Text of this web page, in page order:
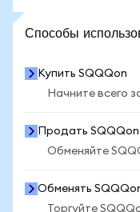
Способы
Купить SQQQon
Начните всего
Продать SQQQon
Обменяйте
Обменять
Торгуйте